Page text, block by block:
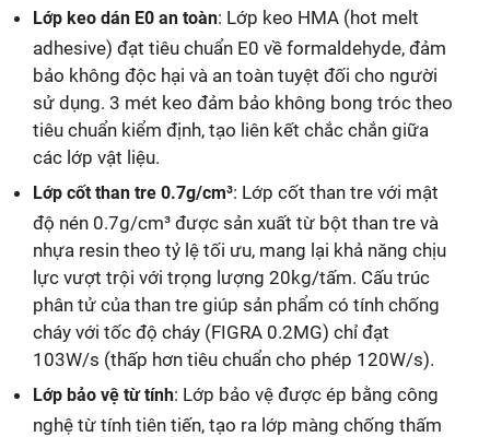
Lớp keo dán E0 an toàn: Lớp keo HMA (hot melt
adhesive) đạt tiêu chuẩn E0 về formaldehyde, đảm
bảo không độc hại và an toàn tuyệt đối cho người
sử dụng. 3 mét keo đảm bảo không bong tróc theo
tiêu chuẩn kiểm định, tạo liên kết chắc chắn giữa
các lớp vật liệu.
Lớp cốt than tre 0.7g/cm³: Lớp cốt than tre với mật
độ nén 0.7g/cm³ được sản xuất từ bột than tre và
nhựa resin theo tỷ lệ tối ưu, mang lại khả năng chịu
lực vượt trội với trọng lượng 20kg/tấm. Cấu trúc
phân tử của than tre giúp sản phẩm có tính chống
cháy với tốc độ cháy (FIGRA 0.2MG) chỉ đạt
103W/s (thấp hơn tiêu chuẩn cho phép 120W/s).
Lớp bảo vệ từ tính: Lớp bảo vệ được ép bằng công
nghệ từ tính tiên tiến, tạo ra lớp màng chống thấm